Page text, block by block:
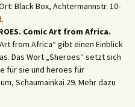
Black Box, Achtermannstr. 10-
.
Comic Art from Africa.
from Africa“ gibt einen Einblick
Das Wort „Sheroes“ setzt sich
für sie und heroes für
Schaumainkai 29. Mehr dazu